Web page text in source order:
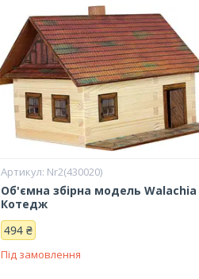
Nr2(430020)
Об'ємна збірна модель Walachia
Котедж
494 ₴
Під замовлення